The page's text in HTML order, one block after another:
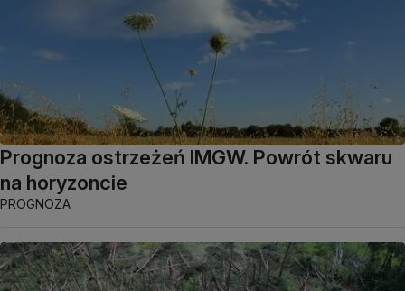
Prognoza ostrzeżeń IMGW. Powrót skwaru
na horyzoncie
PROGNOZA